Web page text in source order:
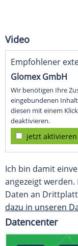
Video
Empfohlener
Glomex GmbH
Wir benötigen Ihre
eingebundenen
diesen mit einem
deaktivieren.
jetzt aktivieren
Ich bin damit
angezeigt
Daten an
dazu in unseren
Datencenter